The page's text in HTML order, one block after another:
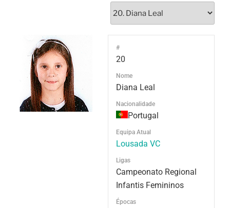
#
20
Nome
Diana Leal
Nacionalidade
Portugal
Equipa Atual
Lousada VC
Ligas
Campeonato Regional
Infantis Femininos
Épocas